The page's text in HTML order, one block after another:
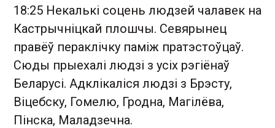
18:25 Некалькі соцень людзей чалавек на
Кастрычніцкай плошчы. Севярынец
правёў пераклічку паміж пратэстоўцаў.
Сюды прыехалі людзі з усіх рэгіёнаў
Беларусі. Адклікаліся людзі з Брэсту,
Віцебску, Гомелю, Гродна, Магілёва,
Пінска, Маладзечна.